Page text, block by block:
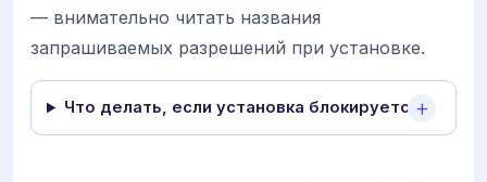
— внимательно читать названия
запрашиваемых разрешений при установке.
Что делать, если установка блокируется?